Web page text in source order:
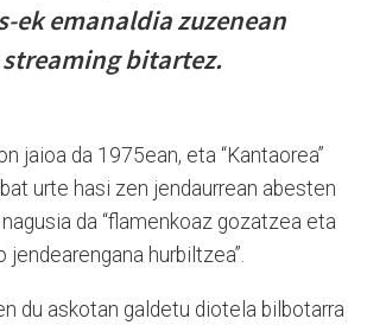
ek emanaldia zuzenean
bitartez.
jaioa da 1975ean, eta “Kantaorea”
urte hasi zen jendaurrean abesten
da “flamenkoaz gozatzea eta
jendearengana hurbiltzea”.
du askotan galdetu diotela bilbotarra